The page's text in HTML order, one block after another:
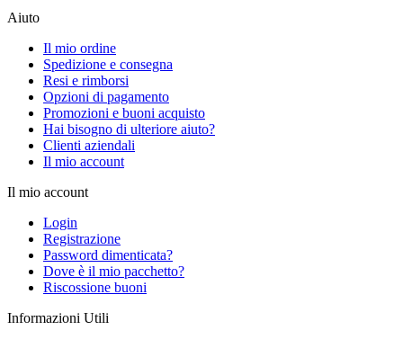
Aiuto
Il mio ordine
Spedizione e consegna
Resi e rimborsi
Opzioni di pagamento
Promozioni e buoni acquisto
Hai bisogno di ulteriore aiuto?
Clienti aziendali
Il mio account
Il mio account
Login
Registrazione
Password dimenticata?
Dove è il mio pacchetto?
Riscossione buoni
Informazioni Utili